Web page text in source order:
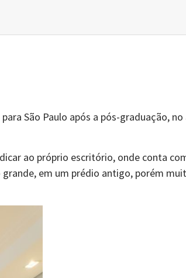
São Paulo após a pós-graduação, no
ao próprio escritório, onde conta
em um prédio antigo, porém